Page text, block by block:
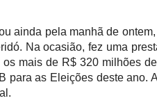
ainda pela manhã de
Na ocasião, fez uma
mais de R$ 320 milhões
para as Eleições deste ano.